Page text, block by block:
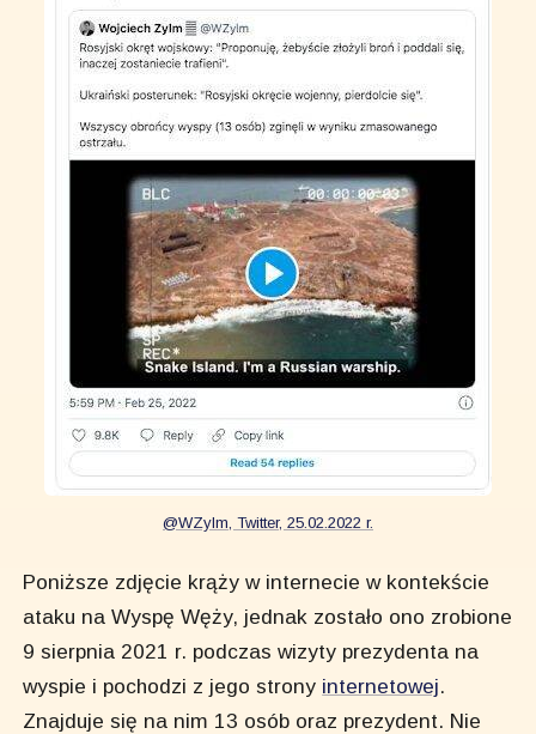
@WZylm, Twitter, 25.02.2022 r.
Poniższe zdjęcie krąży w internecie w kontekście
ataku na Wyspę Węży, jednak zostało ono zrobione
9 sierpnia 2021 r. podczas wizyty prezydenta na
wyspie i pochodzi z jego strony internetowej.
Znajduje się na nim 13 osób oraz prezydent. Nie